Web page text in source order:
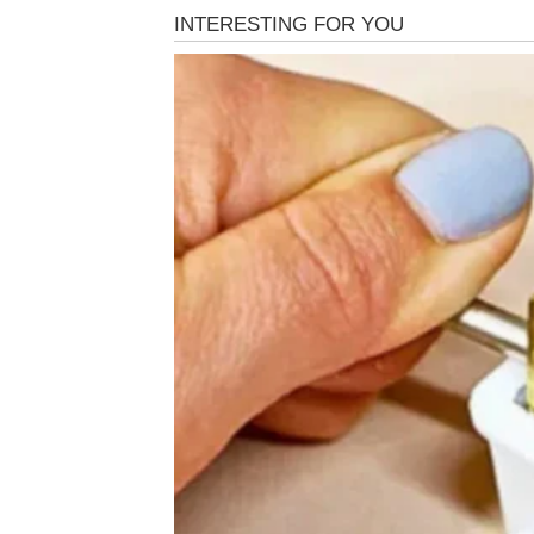
Minerali i suplementi koji pridonose zdravlju
i selen. Sljedeće namirnice smatraju se
brokula, češnjak, kelj, zelena paprika,
Smjernice o usvajanju zdravog načina života,
općeg blagostanja.
Za postizanje optimalnih rezultata
biljne lijekove; međutim, uvijek treba potražiti
BONUS ČLANAK:
ČAJ OD NEVENA – NEVJEROVATNO